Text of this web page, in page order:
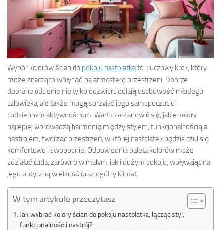
Wybór kolorów ścian do pokoju nastolatkato kluczowy krok, który
może znacząco wpłynąć na atmosferę przestrzeni. Dobrze
dobrane odcienie nie tylko odzwierciedlają osobowość młodego
człowieka, ale także mogą sprzyjać jego samopoczuciu i
codziennym aktywnościom. Warto zastanowić się, jakie kolory
najlepiej wprowadzą harmonię między stylem, funkcjonalnością a
nastrojem, tworząc przestrzeń, w której nastolatek będzie czuł się
komfortowo i swobodnie. Odpowiednia paleta kolorów może
zdziałać cuda, zarówno w małym, jak i dużym pokoju, wpływając na
jego optyczną wielkość oraz ogólny klimat.
W tym artykule przeczytasz
Jak wybrać kolory ścian do pokoju nastolatka, łącząc styl,
funkcjonalność i nastrój?